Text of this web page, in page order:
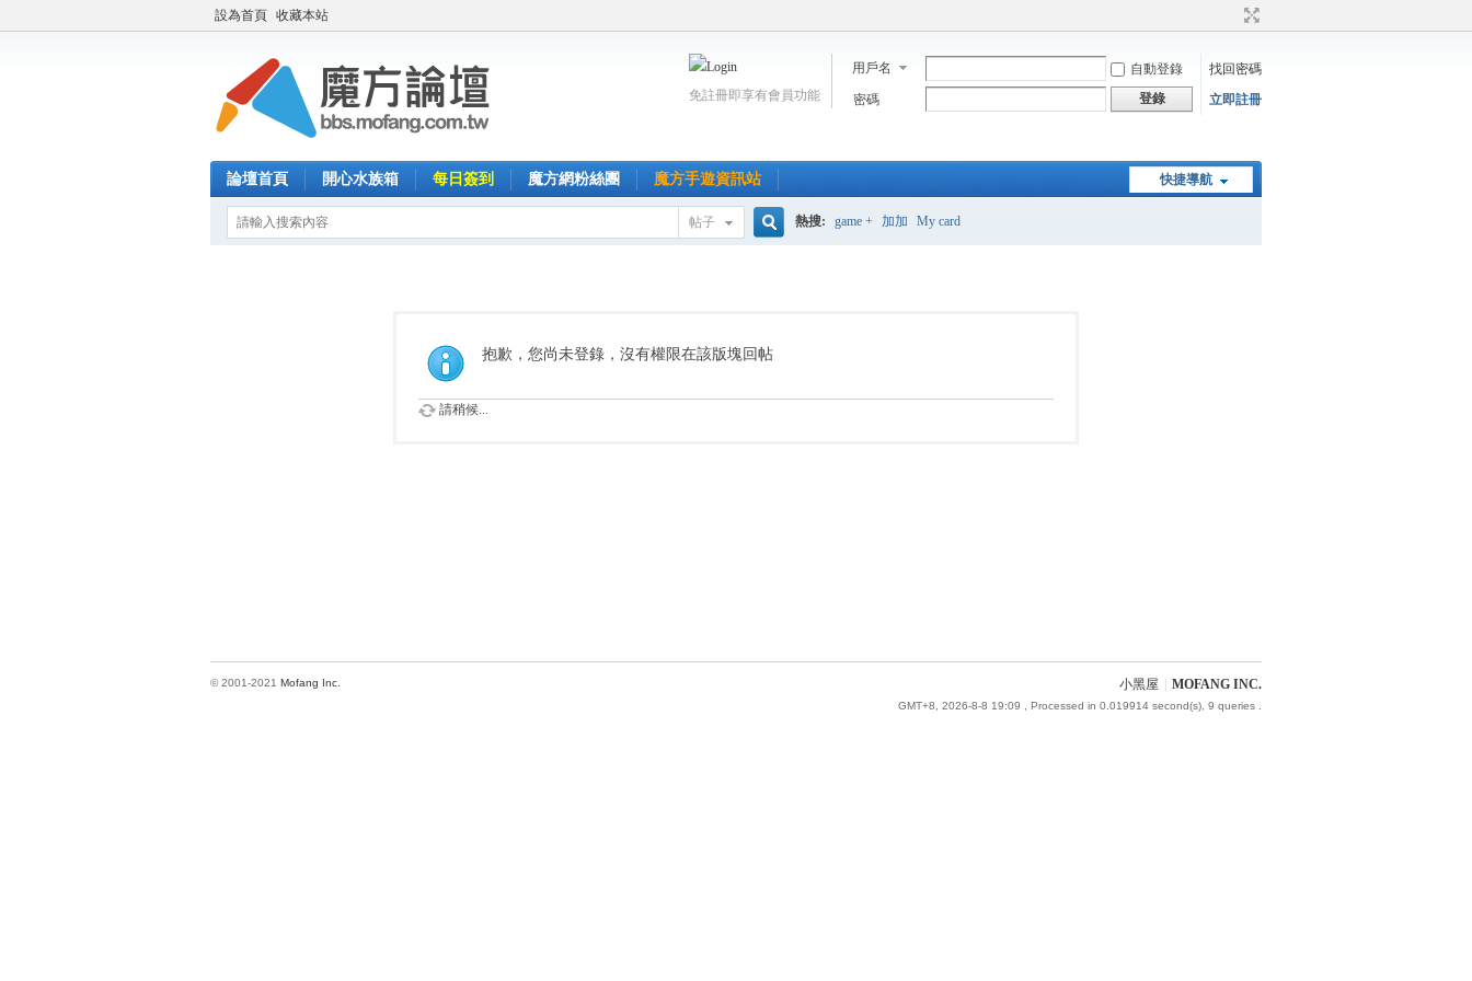
設為首頁 收藏本站
用戶名 自動登錄
找回密碼
密碼
登錄 立即註冊
免註冊即享有會員功能
快捷導航
論壇首頁 開心水族箱 每日簽到 魔方網粉絲團 魔方手遊資訊站
帖子
索
熱搜: game + 加加 My card
抱歉，您尚未登錄，沒有權限在該版塊回帖
請稍候...
小黑屋 MOFANG INC.
GMT+8, 2026-8-8 19:09 , Processed in 0.019914 second(s), 9 queries .
© 2001-2021 Mofang Inc.